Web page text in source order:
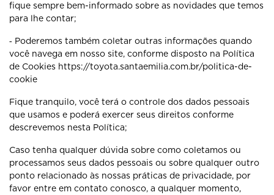
fique sempre bem-informado sobre as novidades que temos
para lhe contar;
‐ Poderemos também coletar outras informações quando
você navega em nosso site, conforme disposto na Política
de Cookies https://toyota.santaemilia.com.br/politica-de-
cookie
Fique tranquilo, você terá o controle dos dados pessoais
que usamos e poderá exercer seus direitos conforme
descrevemos nesta Política;
Caso tenha qualquer dúvida sobre como coletamos ou
processamos seus dados pessoais ou sobre qualquer outro
ponto relacionado às nossas práticas de privacidade, por
favor entre em contato conosco, a qualquer momento,